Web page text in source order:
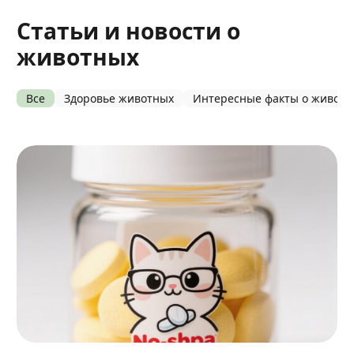
Статьи и новости о
животных
Все Здоровье животных Интересные факты о